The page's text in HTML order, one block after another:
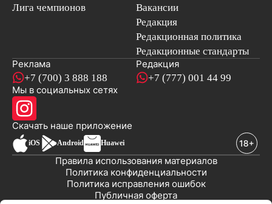
Лига чемпионов
Вакансии
Редакция
Редакционная политика
Редакционные стандарты
Реклама
+7 (700) 3 888 188
Редакция
+7 (777) 001 44 99
Мы в социальных сетях
Скачать наше приложениеновостей
iOS Android Huawei
Публичная оферта
Политика исправления ошибок
Политика конфиденциальности
Правила использования материалов